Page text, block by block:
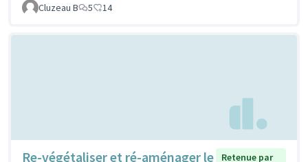
Cluzeau B 5 14
Re-végétaliser et ré-aménager le Retenue par